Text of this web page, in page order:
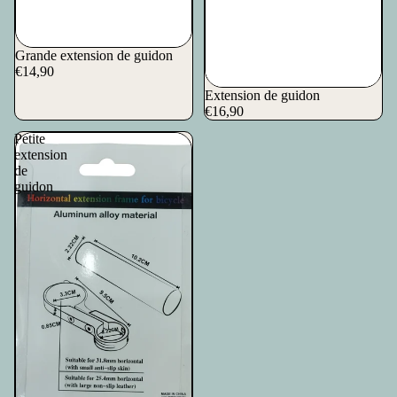
Grande extension de guidon
€14,90
Extension de guidon
€16,90
Petite
extension
de
guidon